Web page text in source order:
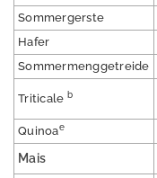
Ü
b
e
u
n
s
Sommergerste
Hafer
Sommermenggetreide
Triticale b
Quinoae
Mais